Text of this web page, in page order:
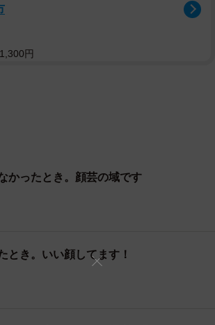
がSNS上
October 28, 2022
つな割れ方になってしまったという体験
割り機を使えば、いつでも誰でも綺麗に
かかってしまうのだが…。
達からは
円
かったとき。顔芸の域です
とき。いい顔してます！